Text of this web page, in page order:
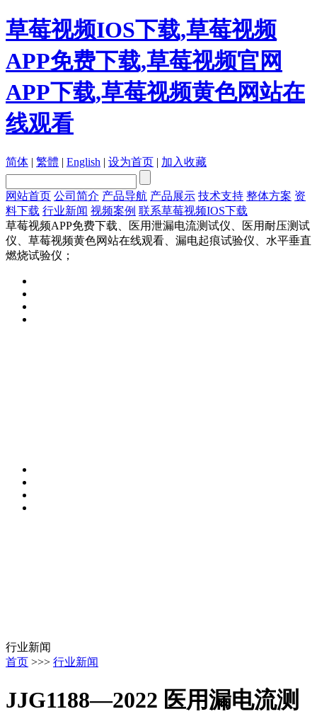
草莓视频IOS下载,草莓视频
APP免费下载,草莓视频官网
APP下载,草莓视频黄色网站在
线观看
简体 | 繁體 | English | 设为首页 | 加入收藏
网站首页 公司简介 产品导航 产品展示 技术支持 整体方案 资
料下载 行业新闻 视频案例 联系草莓视频IOS下载
草莓视频APP免费下载、医用泄漏电流测试仪、医用耐压测试
仪、草莓视频黄色网站在线观看、漏电起痕试验仪、水平垂直
燃烧试验仪；
行业新闻
首页 >>> 行业新闻
JJG1188—2022 医用漏电流测